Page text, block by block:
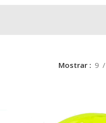
Mostrar 9